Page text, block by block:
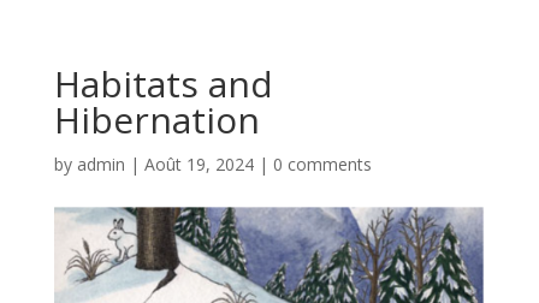
Habitats and
Hibernation
by admin | Août 19, 2024| 0 comments